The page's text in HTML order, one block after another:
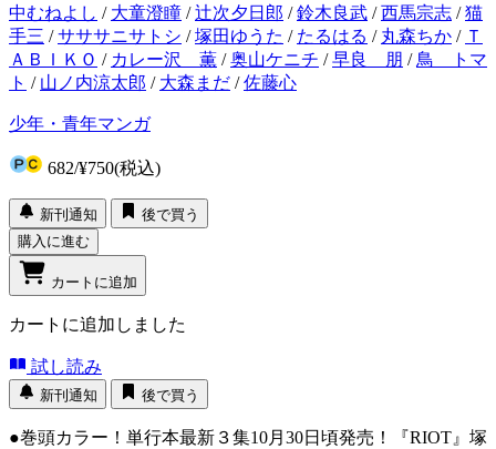
中むねよし / 大童澄瞳 /辻次夕日郎 /鈴木良武 /西馬宗志 /猫
手三 /サササニサトシ /塚田ゆうた / たるはる / 丸森ちか / Ｔ
ＡＢＩＫＯ / カレー沢 薫 /奥山ケニチ /早良 朋 / 鳥 トマ
ト / 山ノ内涼太郎 / 大森まだ /佐藤心
少年・青年マンガ
682/¥750(税込)
新刊通知
後で買う
購入に進む
カートに追加
カートに追加しました
試し読み
新刊通知 後で買う
●巻頭カラー！単行本最新３集10月30日頃発売！『RIOT』塚